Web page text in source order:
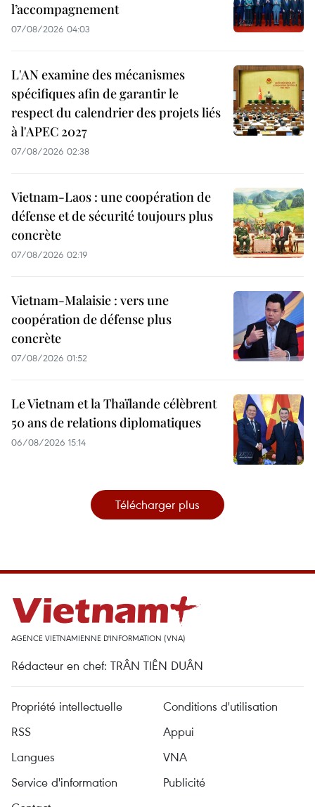
l’accompagnement
07/08/2026 04:03
L'AN examine des mécanismes
spécifiques afin de garantir le
respect du calendrier des projets liés
à l'APEC 2027
07/08/2026 02:38
Vietnam-Laos : une coopération de
défense et de sécurité toujours plus
concrète
07/08/2026 02:19
Vietnam-Malaisie : vers une
coopération de défense plus
concrète
07/08/2026 01:52
Le Vietnam et la Thaïlande célèbrent
50 ans de relations diplomatiques
06/08/2026 15:14
Télécharger plus
AGENCE VIETNAMIENNE D'INFORMATION (VNA)
Rédacteur en chef: TRÂN TIÊN DUÂN
Propriété intellectuelle
Conditions d'utilisation
RSS
Appui
Langues
VNA
Service d'information
Publicité